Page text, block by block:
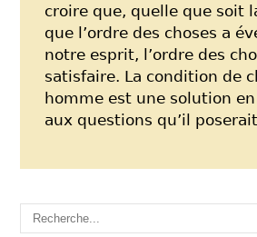
croire que, quelle que soit
que l’ordre des choses a
notre esprit, l’ordre des
satisfaire. La condition de
homme est une solution
aux questions qu’il